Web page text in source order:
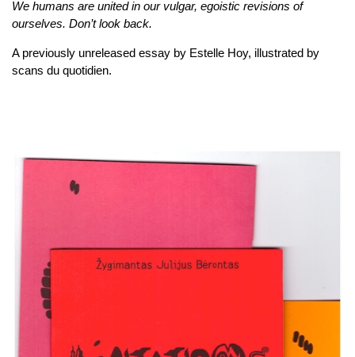
We humans are united in our vulgar, egoistic revisions of
ourselves. Don’t look back.
A previously unreleased essay by Estelle Hoy, illustrated by
scans du quotidien.